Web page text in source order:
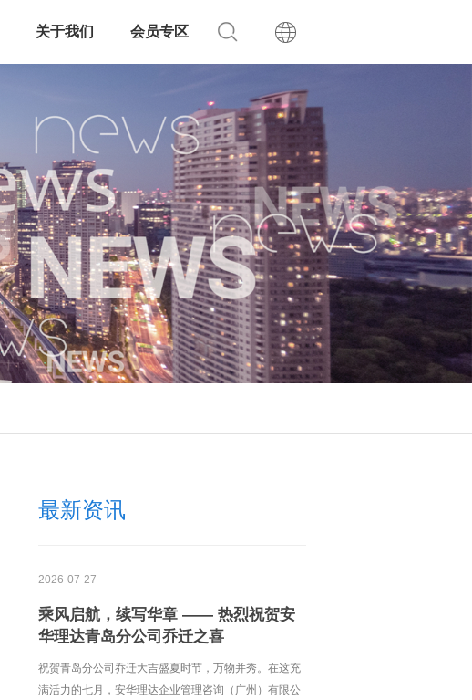
关于我们 会员专区
最新资讯
2026-07-27
乘风启航，续写华章 —— 热烈祝贺安
华理达青岛分公司乔迁之喜
祝贺青岛分公司乔迁大吉盛夏时节，万物并秀。在这充
满活力的七月，安华理达企业管理咨询（广州）有限公